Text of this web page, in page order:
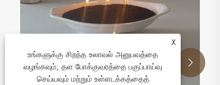

X
உங்களுக்கு சிறந்த உலாவல் அனுபவத்தை
வழங்கவும், தள போக்குவரத்தை பகுப்பாய்வு
செய்யவும் மற்றும் உள்ளடக்கத்தைத்